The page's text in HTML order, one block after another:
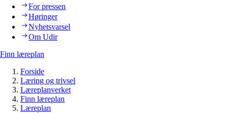
For pressen
Høringer
Nyhetsvarsel
Om Udir
Finn læreplan
Forside
Læring og trivsel
Læreplanverket
Finn læreplan
Læreplan